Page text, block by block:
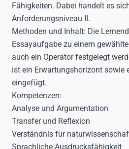
Fähigkeiten. Dabei handelt es
Anforderungsniveau II.
Methoden und Inhalt: Die
Essayaufgabe zu einem
auch ein Operator festgelegt
ist ein Erwartungshorizont sowie
eingefügt.
Kompetenzen:
Analyse und Argumentation
Transfer und Reflexion
Verständnis für
Sprachliche Ausdrucksfähigkeit